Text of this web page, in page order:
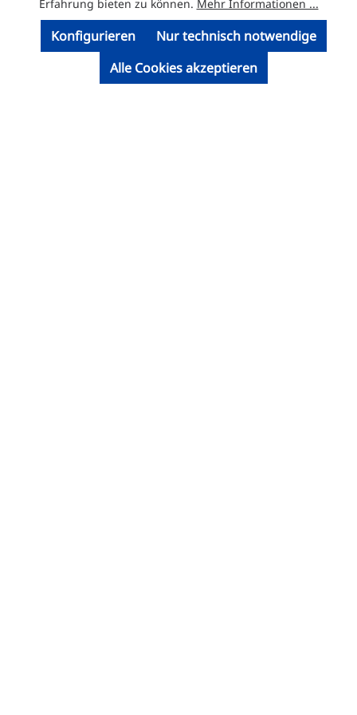
Erfahrung bieten zu können. Mehr Informationen ...
Nur technisch notwendige
Konfigurieren
Alle Cookies akzeptieren